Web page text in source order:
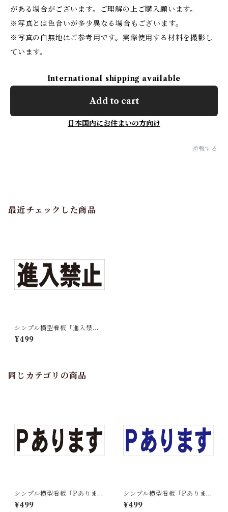
がある場合がございます。ご理解の上ご購入願います。
※写真とは色合いが多少異なる場合もございます。
※写真の白無地はご参考用です。実際使用する材料を撮影し
ています。
International shipping available
Add to cart
日本国内にお住まいの方向け
通報する
最近チェックした商品
シンプル横型看板「進入禁止
(黒)」【駐車場】屋外可
¥499
同じカテゴリの商品
シンプル横型看板「Pあります
(黒)」【駐車場】屋外可
¥499
シンプル横型看板「Pあります
(青)」【駐車場】屋外可
¥499